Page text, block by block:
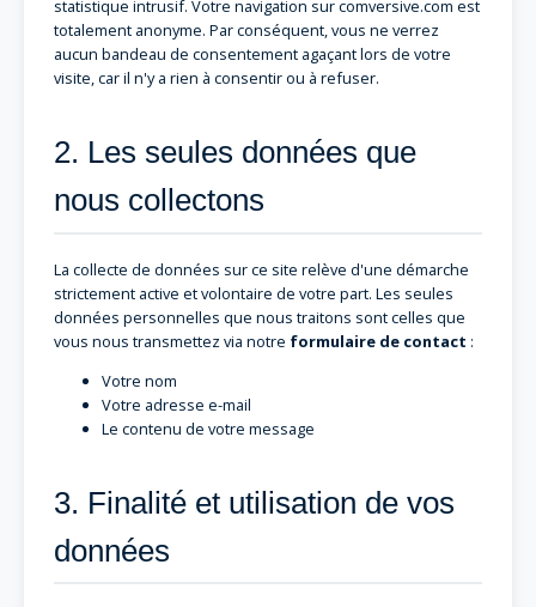
statistique intrusif. Votre navigation sur comversive.com est
totalement anonyme. Par conséquent, vous ne verrez
aucun bandeau de consentement agaçant lors de votre
visite, car il n'y a rien à consentir ou à refuser.
2. Les seules données que
nous collectons
La collecte de données sur ce site relève d'une démarche
strictement active et volontaire de votre part. Les seules
données personnelles que nous traitons sont celles que
vous nous transmettez via notre formulaire de contact :
Votre nom
Votre adresse e-mail
Le contenu de votre message
3. Finalité et utilisation de vos
données